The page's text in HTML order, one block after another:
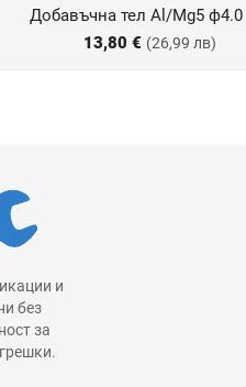
Добавъчна тел Al/Mg5
13,80 € (26,99 лв)
и
без
за